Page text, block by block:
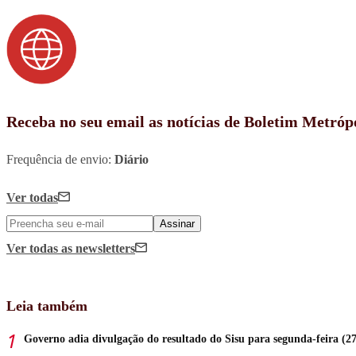
Receba no seu email as notícias de Boletim
Frequência de envio: Diário
Ver todas
Assinar
Ver todas as newsletters
Leia também
Governo adia divulgação do resultado do Sisu para segunda-feira